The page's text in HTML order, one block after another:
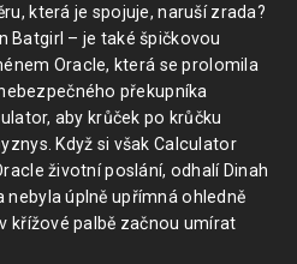
která je spojuje, naruší zrada?
Batgirl – je také špičkovou
Oracle, která se prolomila
překupníka
aby krůček po krůčku
Když si však Calculator
životní poslání, odhalí Dinah
nebyla úplně upřímná ohledně
křížové palbě začnou umírat